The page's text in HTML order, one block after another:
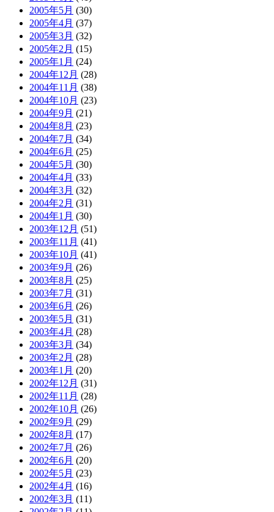
2005年5月 (30)
2005年4月 (37)
2005年3月 (32)
2005年2月 (15)
2005年1月 (24)
2004年12月 (28)
2004年11月 (38)
2004年10月 (23)
2004年9月 (21)
2004年8月 (23)
2004年7月 (34)
2004年6月 (25)
2004年5月 (30)
2004年4月 (33)
2004年3月 (32)
2004年2月 (31)
2004年1月 (30)
2003年12月 (51)
2003年11月 (41)
2003年10月 (41)
2003年9月 (26)
2003年8月 (25)
2003年7月 (31)
2003年6月 (26)
2003年5月 (31)
2003年4月 (28)
2003年3月 (34)
2003年2月 (28)
2003年1月 (20)
2002年12月 (31)
2002年11月 (28)
2002年10月 (26)
2002年9月 (29)
2002年8月 (17)
2002年7月 (26)
2002年6月 (20)
2002年5月 (23)
2002年4月 (16)
2002年3月 (11)